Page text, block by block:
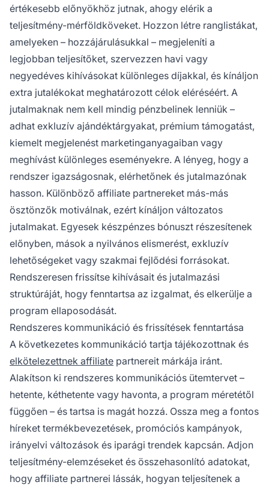
értékesebb előnyökhöz jutnak, ahogy elérik a
teljesítmény-mérföldköveket. Hozzon létre ranglistákat,
amelyeken – hozzájárulásukkal – megjeleníti a
legjobban teljesítőket, szervezzen havi vagy
negyedéves kihívásokat különleges díjakkal, és kínáljon
extra jutalékokat meghatározott célok eléréséért. A
jutalmaknak nem kell mindig pénzbelinek lenniük –
adhat exkluzív ajándéktárgyakat, prémium támogatást,
kiemelt megjelenést marketinganyagaiban vagy
meghívást különleges eseményekre. A lényeg, hogy a
rendszer igazságosnak, elérhetőnek és jutalmazónak
hasson. Különböző affiliate partnereket más-más
ösztönzők motiválnak, ezért kínáljon változatos
jutalmakat. Egyesek készpénzes bónuszt részesítenek
előnyben, mások a nyilvános elismerést, exkluzív
lehetőségeket vagy szakmai fejlődési forrásokat.
Rendszeresen frissítse kihívásait és jutalmazási
struktúráját, hogy fenntartsa az izgalmat, és elkerülje a
program ellaposodását.
Rendszeres kommunikáció és frissítések fenntartása
A következetes kommunikáció tartja tájékozottnak és
elkötelezettnek affiliate partnereit márkája iránt.
Alakítson ki rendszeres kommunikációs ütemtervet –
hetente, kéthetente vagy havonta, a program méretétől
függően – és tartsa is magát hozzá. Ossza meg a fontos
híreket termékbevezetések, promóciós kampányok,
irányelvi változások és iparági trendek kapcsán. Adjon
teljesítmény-elemzéseket és összehasonlító adatokat,
hogy affiliate partnerei lássák, hogyan teljesítenek a